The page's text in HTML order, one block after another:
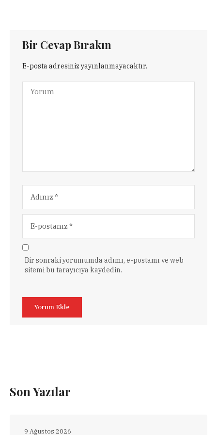
Bir Cevap Bırakın
E-posta adresiniz yayınlanmayacaktır.
Bir sonraki yorumumda adımı, e-postamı ve web
sitemi bu tarayıcıya kaydedin.
Son Yazılar
9 Ağustos 2026